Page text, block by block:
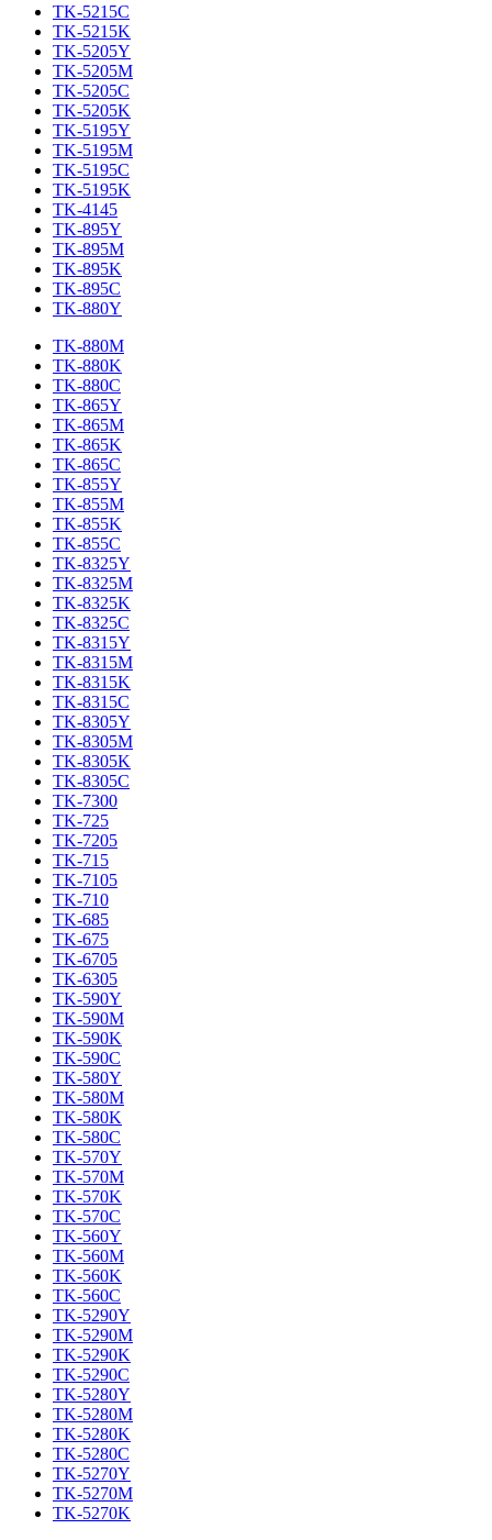
TK-5215C
TK-5215K
TK-5205Y
TK-5205M
TK-5205C
TK-5205K
TK-5195Y
TK-5195M
TK-5195C
TK-5195K
TK-4145
TK-895Y
TK-895M
TK-895K
TK-895C
TK-880Y
TK-880M
TK-880K
TK-880C
TK-865Y
TK-865M
TK-865K
TK-865C
TK-855Y
TK-855M
TK-855K
TK-855C
TK-8325Y
TK-8325M
TK-8325K
TK-8325C
TK-8315Y
TK-8315M
TK-8315K
TK-8315C
TK-8305Y
TK-8305M
TK-8305K
TK-8305C
TK-7300
TK-725
TK-7205
TK-715
TK-7105
TK-710
TK-685
TK-675
TK-6705
TK-6305
TK-590Y
TK-590M
TK-590K
TK-590C
TK-580Y
TK-580M
TK-580K
TK-580C
TK-570Y
TK-570M
TK-570K
TK-570C
TK-560Y
TK-560M
TK-560K
TK-560C
TK-5290Y
TK-5290M
TK-5290K
TK-5290C
TK-5280Y
TK-5280M
TK-5280K
TK-5280C
TK-5270Y
TK-5270M
TK-5270K